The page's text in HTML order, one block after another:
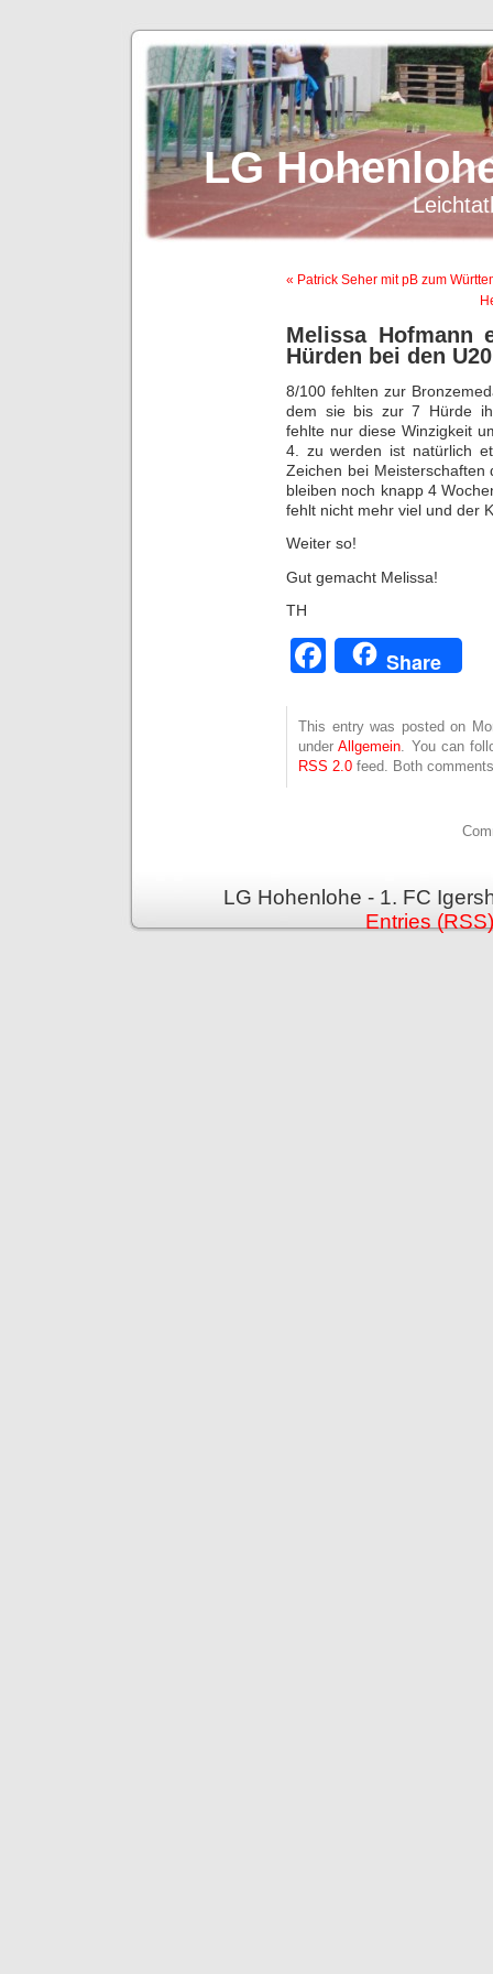
LG
« Patrick Seher mit pB zum
Melissa Hofmann
Hürden bei den
8/100 fehlten zur
dem sie bis zur 7 Hürde
fehlte nur diese Winzigkeit
4. zu werden ist natürlich
Zeichen bei Meisterschaften
bleiben noch knapp 4
fehlt nicht mehr viel und der
Weiter so!
Gut gemacht Melissa!
TH
Facebook
Share
This entry was posted on
underAllgemein. You can
RSS 2.0 feed. Both
LG Hohenlohe - 1. FC
Entries (RSS)